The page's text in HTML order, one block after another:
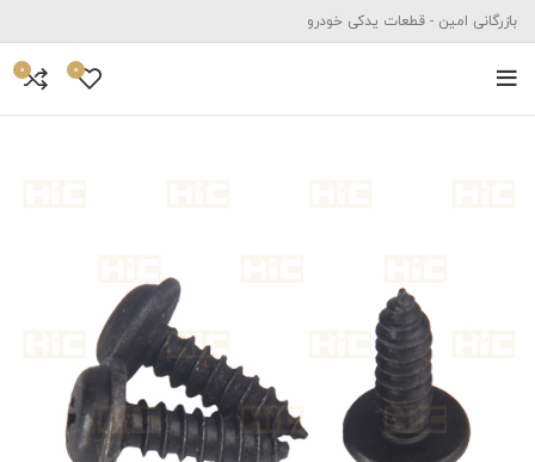
بازرگانی امین - قطعات یدکی خودرو
0
0